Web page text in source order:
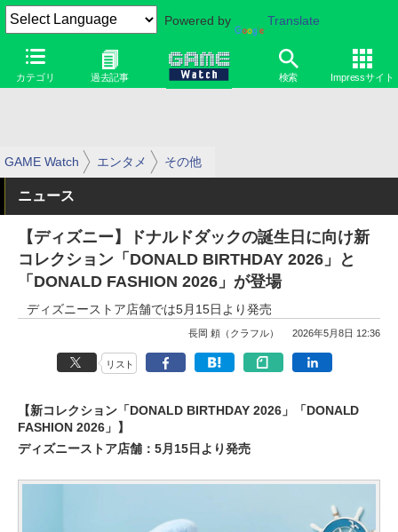
Powered by Translate
カテゴリ 過去記事 検索 Impressサイト
GAME Watch エンタメ その他
ニュース
【ディズニー】ドナルドダックの誕生日に向け新
コレクション「DONALD BIRTHDAY 2026」と
「DONALD FASHION 2026」が登場
ディズニーストア店舗では5月15日より発売
長岡 頼（クラフル） 2026年5月8日 12:36
リスト
【新コレクション「DONALD BIRTHDAY 2026」「DONALD
FASHION 2026」】
ディズニーストア店舗：5月15日より発売